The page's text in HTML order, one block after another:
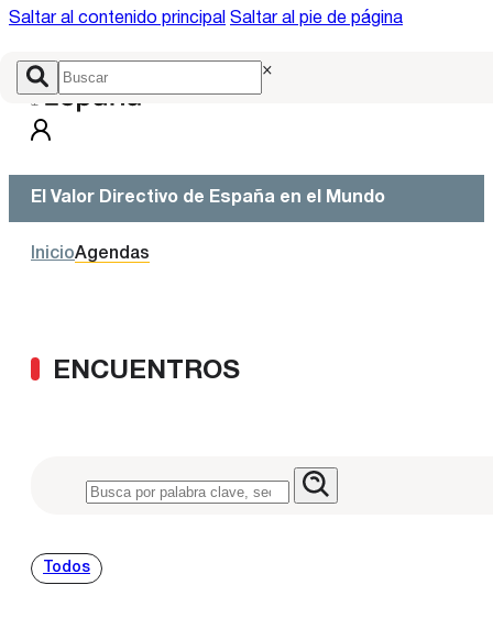
Saltar al contenido principal Saltar al pie de página
×
El Valor Directivo de España en el Mundo
InicioAgendas
ENCUENTROS
Todos